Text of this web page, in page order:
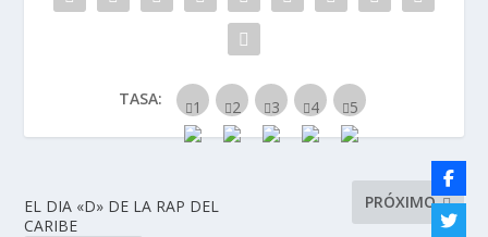
TASA:
EL DIA «D» DE LA RAP DEL
CARIBE
PRÓXIMO